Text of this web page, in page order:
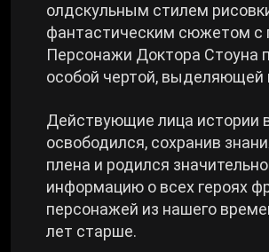
Hogwarts Legacy
Все игры
олдскульным стилем
фантастическим сюжетом с
Персонажи Доктора Стоуна
особой чертой,
Действующие лица истории
освободился, сохранив
плена и родился
информацию о всех героях
персонажей из нашего
лет старше.